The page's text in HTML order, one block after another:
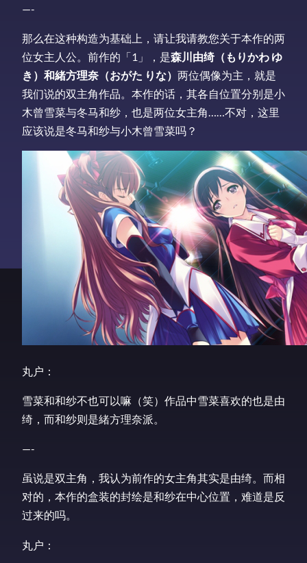
—-
那么在这种构造为基础上，请让我请教您关于本作的两
位女主人公。前作的「1」，是森川由绮（もりかわ ゆ
き）和緒方理奈 （おがた りな） 两位偶像为主，就是
我们说的双主角作品。本作的话，其各自位置分别是小
木曾雪菜与冬马和纱，也是两位女主角……不对，这里
应该说是冬马和纱与小木曾雪菜吗？
丸户：
雪菜和和纱不也可以嘛（笑）作品中雪菜喜欢的也是由
绮，而和纱则是緒方理奈派。
—-
虽说是双主角，我认为前作的女主角其实是由绮。而相
对的，本作的盒装的封绘是和纱在中心位置，难道是反
过来的吗。
丸户：